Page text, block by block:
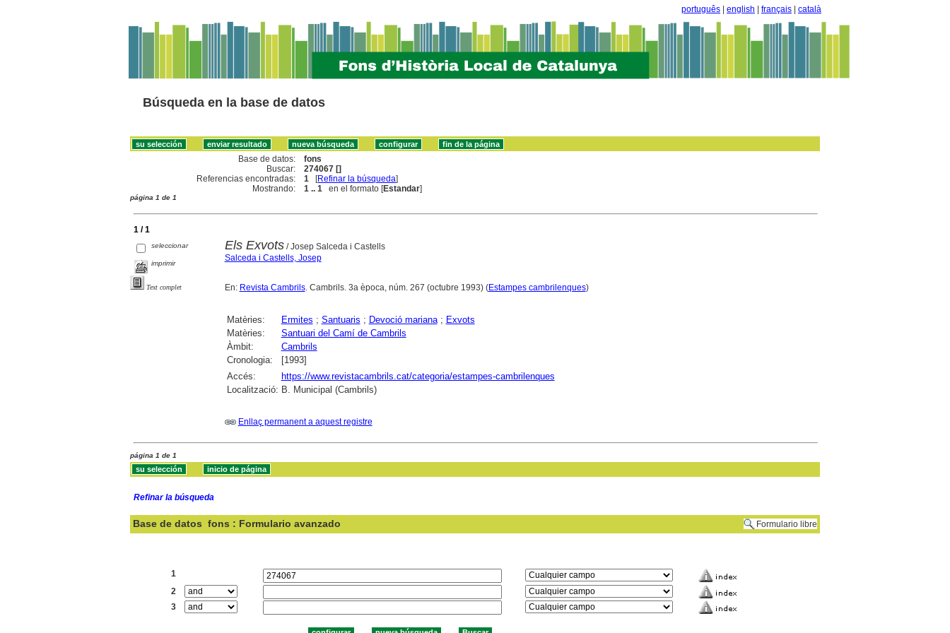
português english français català
Búsqueda en la base de datos
Base de datos:
fons
Buscar:
274067 []
Referencias encontradas:
1 [Refinar la búsqueda]
Mostrando:
1 .. 1 en el formato [Estandar]
página 1 de 1
1 / 1
seleccionar
imprimir
Text complet
Els Exvots/ Josep Salceda i Castells
Salceda i Castells, Josep
En: Revista Cambrils. Cambrils. 3a època, núm. 267 (octubre 1993) (Estampes cambrilenques)
Matèries: Ermites ; Santuaris ; Devoció mariana; Exvots
Matèries:
Santuari del Camí de Cambrils
Àmbit:
Cambrils
Cronologia:
[1993]
Accés:
https://www.revistacambrils.cat/categoria/estampes-cambrilenques
Localització: B. Municipal (Cambrils)
Enllaç permanent a aquest registre
página 1 de 1
Refinar la búsqueda
Base de datos fons : Formulario avanzado Formulario libre
1
2
3